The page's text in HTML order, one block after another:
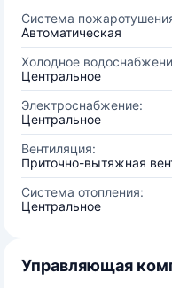
Система
Автоматическая
Холодное
Центральное
Электроснабжение:
Центральное
Вентиляция:
Приточно-вытяжная
Система отопления:
Центральное
Управляющая